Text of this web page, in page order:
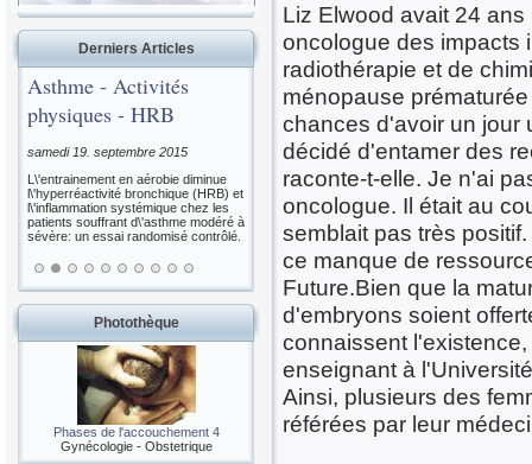
Derniers Articles
Asthme - Activités
physiques - HRB
samedi 19. septembre 2015
L\'entrainement en aérobie diminue
l\'hyperréactivité bronchique (HRB) et
l\'inflammation systémique chez les
patients souffrant d\'asthme modéré à
sévère: un essai randomisé contrôlé.
Photothèque
Phases de l'accouchement 4
Gynécologie - Obstetrique
Liz Elwood avait 24
oncologue des impacts
radiothérapie et de
ménopause
chances d'avoir un jour
décidé d'entamer des
raconte-t-elle. Je n'ai
oncologue. Il était au
semblait pas très
ce manque de
Future.Bien que la
d'embryons soient
connaissent
enseignant à
Ainsi, plusieurs des
référées par leur